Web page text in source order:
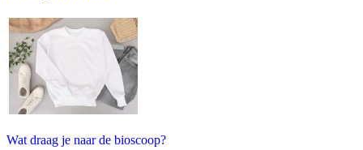
Wat draag je naar de bioscoop?